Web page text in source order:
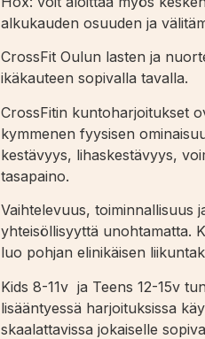
alkukauden osuuden ja
CrossFit Oulun lasten ja
ikäkauteen sopivalla tavalla.
CrossFitin kuntoharjoitukset
kymmenen fyysisen
kestävyys, lihaskestävyys,
tasapaino.
Vaihtelevuus, toiminnallisuus
yhteisöllisyyttä unohtamatta.
luo pohjan elinikäisen
Kids 8-11v ja Teens 12-15v
lisääntyessä harjoituksissa
skaalattavissa jokaiselle